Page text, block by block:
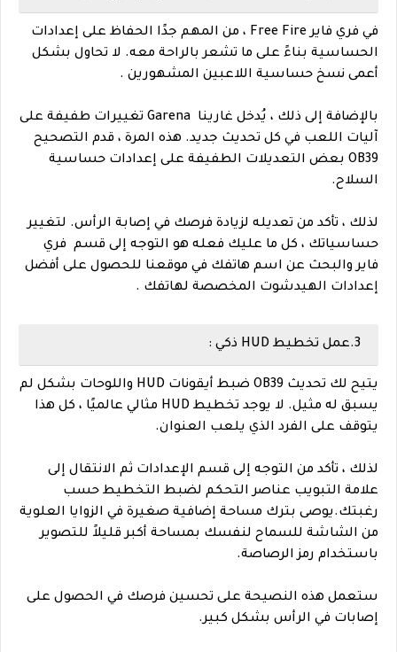
في فري فاير Free Fire ، من المهم جدًا الحفاظ على إعدادات
الحساسية بناءً على ما تشعر بالراحة معه. لا تحاول بشكل
أعمى نسخ حساسية اللاعبين المشهورين .
بالإضافة إلى ذلك ، يُدخل غارينا Garena تغييرات طفيفة على
آليات اللعب في كل تحديث جديد. هذه المرة ، قدم التصحيح
OB39 بعض التعديلات الطفيفة على إعدادات حساسية
السلاح.
لذلك ، تأكد من تعديله لزيادة فرصك في إصابة الرأس. لتغيير
حساسياتك ، كل ما عليك فعله هو التوجه إلى قسم فري
فاير والبحث عن اسم هاتفك في موقعنا للحصول على أفضل
إعدادات الهيدشوت المخصصة لهاتفك .
3.عمل تخطيط HUD ذكي :
يتيح لك تحديث OB39 ضبط أيقونات HUD واللوحات بشكل لم
يسبق له مثيل. لا يوجد تخطيط HUD مثالي عالميًا ، كل هذا
يتوقف على الفرد الذي يلعب العنوان.
لذلك ، تأكد من التوجه إلى قسم الإعدادات ثم الانتقال إلى
علامة التبويب عناصر التحكم لضبط التخطيط حسب
رغبتك.يوصى بترك مساحة إضافية صغيرة في الزوايا العلوية
من الشاشة للسماح لنفسك بمساحة أكبر قليلاً للتصوير
باستخدام رمز الرصاصة.
ستعمل هذه النصيحة على تحسين فرصك في الحصول على
إصابات في الرأس بشكل كبير.